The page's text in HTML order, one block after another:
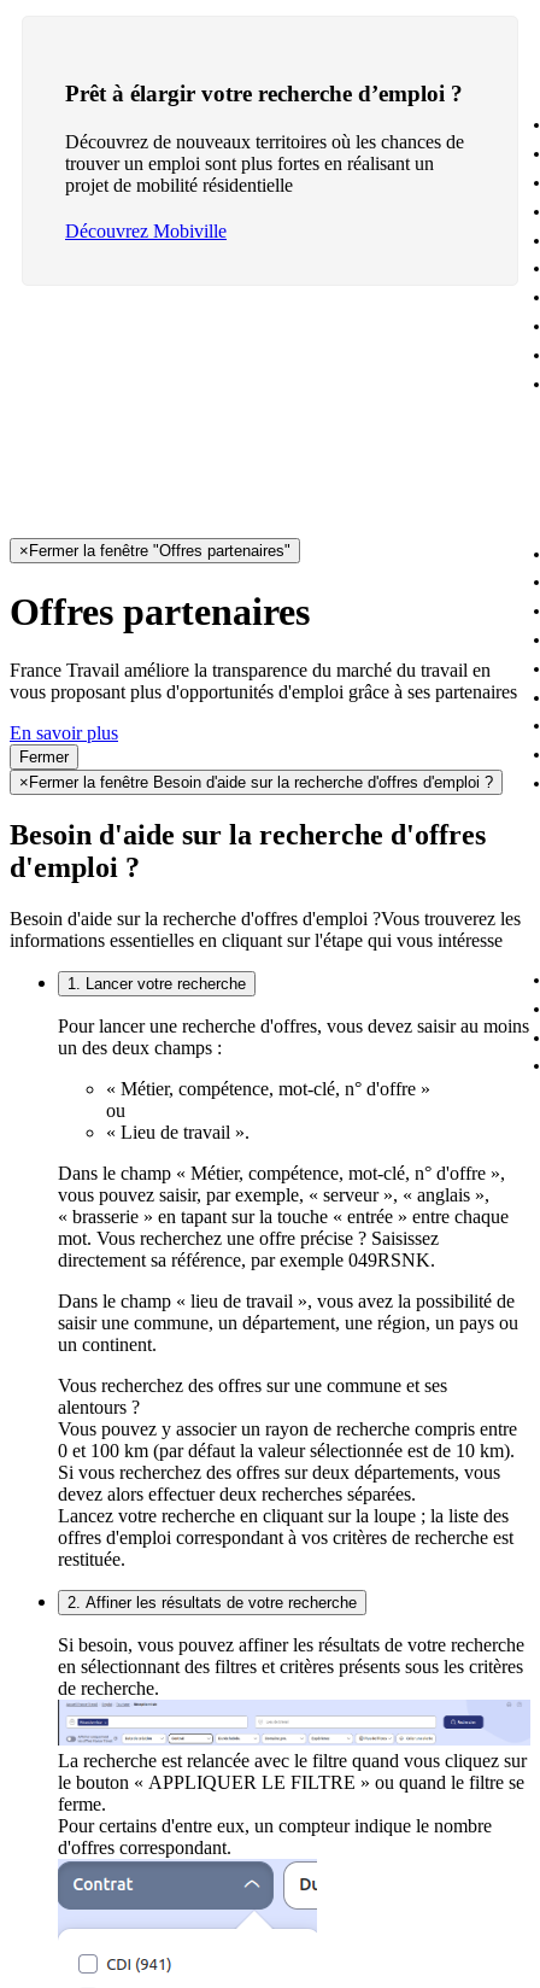
Prêt à élargir votre recherche d’emploi ?
Découvrez de nouveaux territoires où les chances de
trouver un emploi sont plus fortes en réalisant un
projet de mobilité résidentielle
Découvrez Mobiville
× Fermer la fenêtre "Offres partenaires"
Offres partenaires
France Travail améliore la transparence du marché du travail en
vous proposant plus d'opportunités d'emploi grâce à ses partenaires
En savoir plus
Fermer
× Fermer la fenêtre Besoin d'aide sur la recherche d'offres d'emploi ?
Besoin d'aide sur la recherche d'offres
d'emploi ?
Besoin d'aide sur la recherche d'offres d'emploi ?Vous trouverez les
informations essentielles en cliquant sur l'étape qui vous intéresse
1. Lancer votre recherche
Pour lancer une recherche d'offres, vous devez saisir au moins
un des deux champs :
« Métier, compétence, mot-clé, n° d'offre »
ou
« Lieu de travail ».
Dans le champ « Métier, compétence, mot-clé, n° d'offre »,
vous pouvez saisir, par exemple, « serveur », « anglais »,
« brasserie » en tapant sur la touche « entrée » entre chaque
mot. Vous recherchez une offre précise ? Saisissez
directement sa référence, par exemple 049RSNK.
Dans le champ « lieu de travail », vous avez la possibilité de
saisir une commune, un département, une région, un pays ou
un continent.
Vous recherchez des offres sur une commune et ses
alentours ?
Vous pouvez y associer un rayon de recherche compris entre
0 et 100 km (par défaut la valeur sélectionnée est de 10 km).
Si vous recherchez des offres sur deux départements, vous
devez alors effectuer deux recherches séparées.
Lancez votre recherche en cliquant sur la loupe ; la liste des
offres d'emploi correspondant à vos critères de recherche est
restituée.
2. Affiner les résultats de votre recherche
Si besoin, vous pouvez affiner les résultats de votre recherche
en sélectionnant des filtres et critères présents sous les critères
de recherche.
La recherche est relancée avec le filtre quand vous cliquez sur
le bouton « APPLIQUER LE FILTRE » ou quand le filtre se
ferme.
Pour certains d'entre eux, un compteur indique le nombre
d'offres correspondant.